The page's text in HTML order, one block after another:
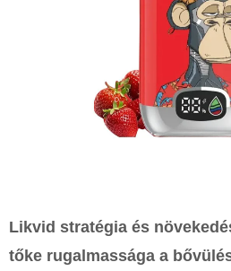
Likvid stratégia és
tőke rugalmassága a